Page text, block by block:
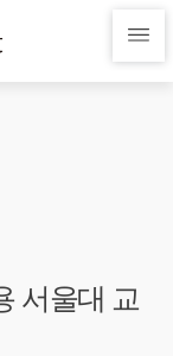
서울대 교